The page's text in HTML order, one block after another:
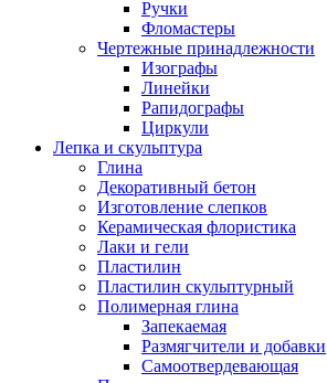
Ручки
Фломастеры
Чертежные принадлежности
Изографы
Линейки
Рапидографы
Циркули
Лепка и скульптура
Глина
Декоративный бетон
Изготовление слепков
Керамическая флористика
Лаки и гели
Пластилин
Пластилин скульптурный
Полимерная глина
Запекаемая
Размягчители и добавки
Самоотвердевающая